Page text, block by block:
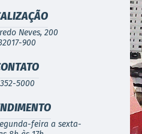
Neves, 200
900
5000
feira a sexta-